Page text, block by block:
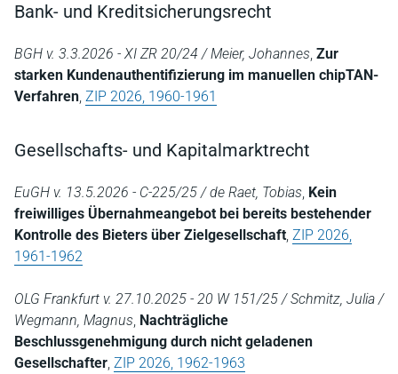
Bank- und Kreditsicherungsrecht
BGH v. 3.3.2026 - XI ZR 20/24 / Meier, Johannes, Zur
starken Kundenauthentifizierung im manuellen chipTAN-
Verfahren, ZIP 2026, 1960-1961
Gesellschafts- und Kapitalmarktrecht
EuGH v. 13.5.2026 - C-225/25 / de Raet, Tobias, Kein
freiwilliges Übernahmeangebot bei bereits bestehender
Kontrolle des Bieters über Zielgesellschaft, ZIP 2026,
1961-1962
OLG Frankfurt v. 27.10.2025 - 20 W 151/25 / Schmitz, Julia /
Wegmann, Magnus, Nachträgliche
Beschlussgenehmigung durch nicht geladenen
Gesellschafter, ZIP 2026, 1962-1963